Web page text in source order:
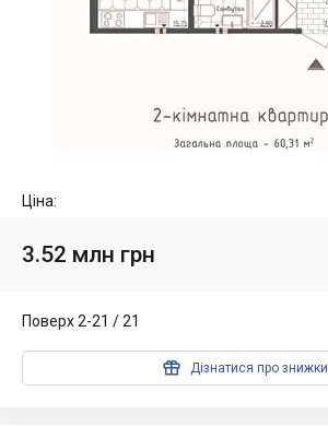
Ціна:
3.52 млн грн
Поверх 2-21 / 21
 Дізнатися про знижки